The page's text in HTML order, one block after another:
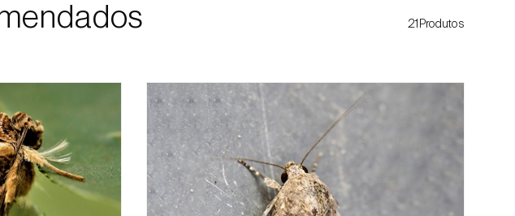
21Produtos